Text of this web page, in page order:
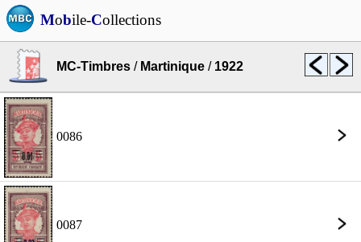
Mobile-Collections
MC-Timbres / Martinique / 1922
0086
0087